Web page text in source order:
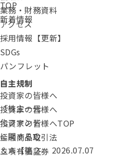
業務・財務資料
アクセス
採用情報【更新】
SDGs
パンフレット
投資家の皆様へ
投資家の皆様へ
投資家の皆様へTOP
金融商品取引法
二項有価証券
TOP
新着情報
カテゴリ：
自主規制
「株主一元
化ファンド
に関するＱ
＆Ａ【第２
投稿日：
2026.07.07